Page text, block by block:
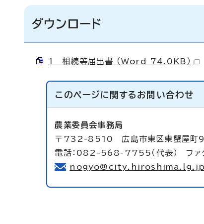
ダウンロード
1 相続等届出書 （Word 74.0KB）
このページに関する お問い合わせ
農業委員会事務局
〒732-8510 広島市東区東蟹屋町9
電話：082-568-7755（代表） フ
nogyo@city.hiroshima.lg.jp